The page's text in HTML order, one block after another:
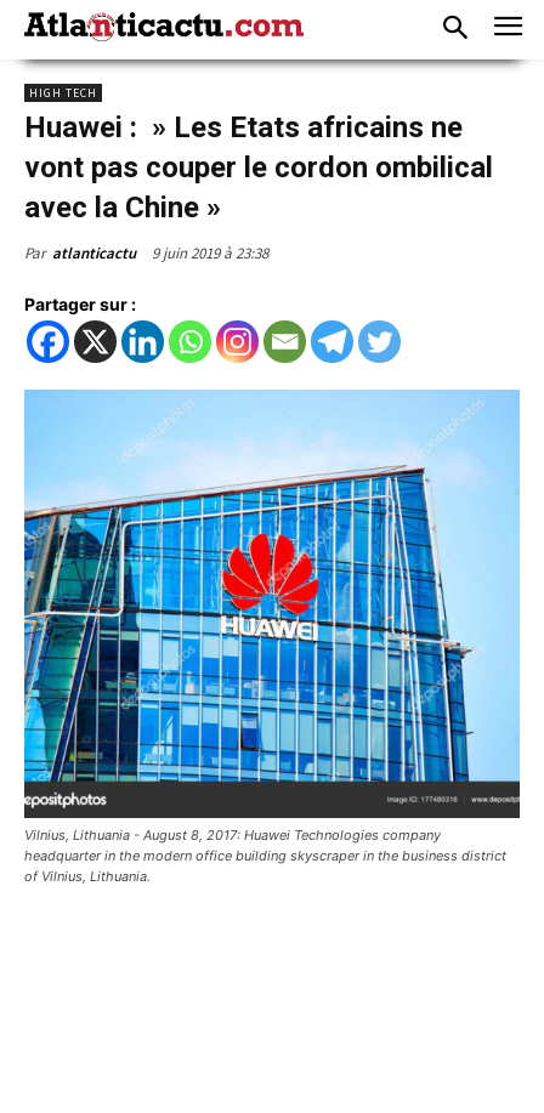
HIGH TECH
Huawei : » Les Etats africains ne
vont pas couper le cordon ombilical
avec la Chine »
Par atlanticactu 9 juin 2019 à 23:38
Partager sur :
Vilnius, Lithuania - August 8, 2017: Huawei Technologies company
headquarter in the modern office building skyscraper in the business district
of Vilnius, Lithuania.